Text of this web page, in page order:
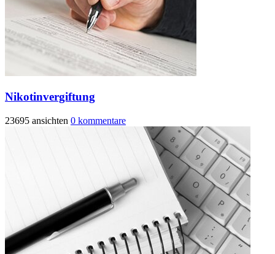
Nikotinvergiftung
23695 ansichten 0 kommentare